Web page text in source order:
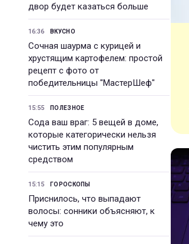
двор будет казаться больше
16:36 ВКУСНО
Сочная шаурма с курицей и
хрустящим картофелем: простой
рецепт с фото от
победительницы "МастерШеф"
15:55 ПОЛЕЗНОЕ
Сода ваш враг: 5 вещей в доме,
которые категорически нельзя
чистить этим популярным
средством
15:15 ГОРОСКОПЫ
Приснилось, что выпадают
волосы: сонники объясняют, к
чему это